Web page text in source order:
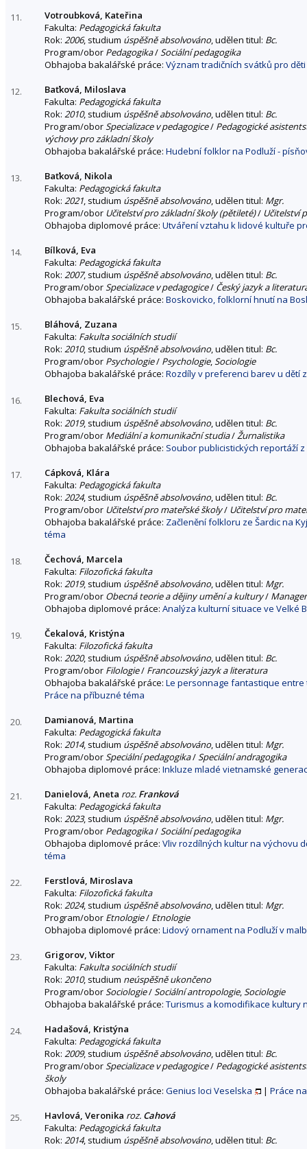
11.
Votroubková, Kateřina
Fakulta: Pedagogická fakulta
Rok: 2006, studium úspěšně absolvováno, udělen titul: Bc.
Program/obor Pedagogika/Sociální pedagogika
Obhajoba bakalářské práce: Význam tradičních svátků pro
12.
Baťková, Miloslava
Fakulta: Pedagogická fakulta
Rok: 2010, studium úspěšně absolvováno, udělen titul: Bc.
Program/oborSpecializace v pedagogice/ Pedagogické
výchovy pro základní školy
Obhajoba bakalářské práce: Hudební folklor na Podluží -
13.
Baťková, Nikola
Fakulta: Pedagogická fakulta
Rok: 2021, studium úspěšně absolvováno, udělen titul: Mgr.
Program/obor Učitelství pro základní školy (pětileté)/ Učitelství
Obhajoba diplomové práce: Utváření vztahu k lidové kultuře
14.
Bílková, Eva
Fakulta: Pedagogická fakulta
Rok: 2007, studium úspěšně absolvováno, udělen titul: Bc.
Program/oborSpecializace v pedagogice/ Český jazyk a
Obhajoba bakalářské práce: Boskovicko, folklorní hnutí na
15.
Bláhová, Zuzana
Fakulta: Fakulta sociálních studií
Rok: 2010, studium úspěšně absolvováno, udělen titul: Bc.
Program/obor Psychologie/ Psychologie,Sociologie
Obhajoba bakalářské práce: Rozdíly v preferenci barev u dětí
16.
Blechová, Eva
Fakulta: Fakulta sociálních studií
Rok: 2019, studium úspěšně absolvováno, udělen titul: Bc.
Program/obor Mediální a komunikační studia/Žurnalistika
Obhajoba bakalářské práce: Soubor publicistických reportáží
17.
Cápková, Klára
Fakulta: Pedagogická fakulta
Rok: 2024, studium úspěšně absolvováno, udělen titul: Bc.
Program/obor Učitelství pro mateřské školy/ Učitelství pro
Obhajoba bakalářské práce: Začlenění folkloru ze Šardic na
téma
18.
Čechová, Marcela
Fakulta: Filozofická fakulta
Rok: 2019, studium úspěšně absolvováno, udělen titul: Mgr.
Program/obor Obecná teorie a dějiny umění a kultury/
Obhajoba diplomové práce: Analýza kulturní situace ve Velké
19.
Čekalová, Kristýna
Fakulta: Filozofická fakulta
Rok: 2020, studium úspěšně absolvováno, udělen titul: Bc.
Program/obor Filologie/ Francouzský jazyk a literatura
Obhajoba bakalářské práce: Le personnage fantastique entre
Práce na příbuzné téma
20.
Damianová, Martina
Fakulta: Pedagogická fakulta
Rok: 2014, studium úspěšně absolvováno, udělen titul: Mgr.
Program/oborSpeciální pedagogika/Speciální andragogika
Obhajoba diplomové práce: Inkluze mladé vietnamské
21. Danielová, Aneta roz. Franková
Fakulta: Pedagogická fakulta
Rok: 2023, studium úspěšně absolvováno, udělen titul: Mgr.
Program/obor Pedagogika/Sociální pedagogika
Obhajoba diplomové práce: Vliv rozdílných kultur na výchovu
téma
22.
Ferstlová, Miroslava
Fakulta: Filozofická fakulta
Rok: 2024, studium úspěšně absolvováno, udělen titul: Mgr.
Program/obor Etnologie/ Etnologie
Obhajoba diplomové práce: Lidový ornament na Podluží v
23.
Grigorov, Viktor
Fakulta: Fakulta sociálních studií
Rok: 2010, studium neúspěšně ukončeno
Program/oborSociologie/Sociální antropologie,Sociologie
Obhajoba bakalářské práce: Turismus a komodifikace kultury
24.
Hadašová, Kristýna
Fakulta: Pedagogická fakulta
Rok: 2009, studium úspěšně absolvováno, udělen titul: Bc.
Program/oborSpecializace v pedagogice/ Pedagogické
školy
Obhajoba bakalářské práce: Genius loci Veselska | Práce
25. Havlová, Veronika roz. Cahová
Fakulta: Pedagogická fakulta
Rok: 2014, studium úspěšně absolvováno, udělen titul: Bc.